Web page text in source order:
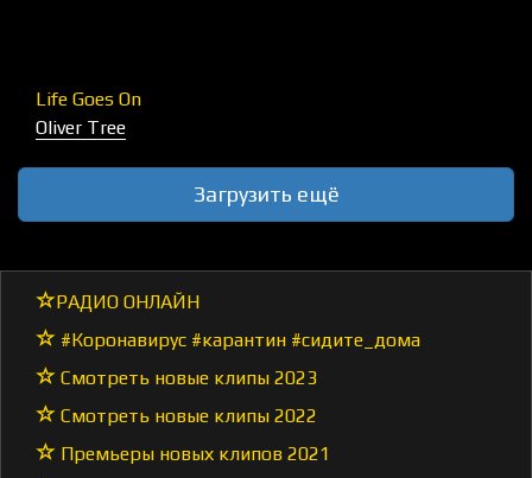
Life Goes On
Oliver Tree
Загрузить ещё
РАДИО ОНЛАЙН
#Коронавирус #карантин #сидите_дома
Смотреть новые клипы 2023
Смотреть новые клипы 2022
Премьеры новых клипов 2021